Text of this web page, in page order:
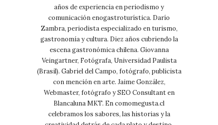
años de experiencia en periodismo y
comunicación enogastroturística. Darío
Zambra, periodista especializado en turismo,
gastronomía y cultura. Diez años cubriendo la
escena gastronómica chilena. Giovanna
Veingartner, Fotógrafa, Universidad Paulista
(Brasil). Gabriel del Campo, fotógrafo, publicista
con mención en arte. Jaime González,
Webmaster, fotógrafo y SEO Consultant en
Blancaluna MKT. En comomegusta.cl
celebramos los sabores, las historias y la